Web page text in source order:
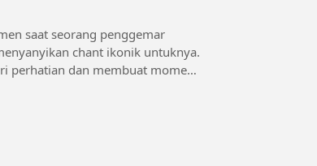
chant ikonik untuknya.
perhatian dan membuat momen